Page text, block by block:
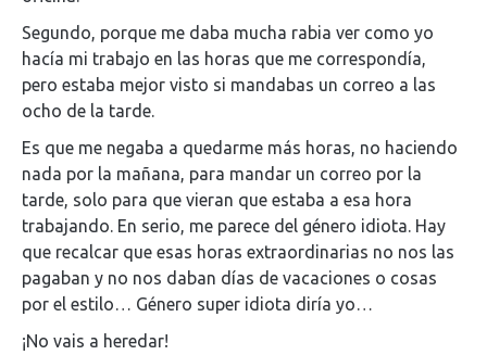
Segundo, porque me daba mucha rabia ver como yo
hacía mi trabajo en las horas que me correspondía,
pero estaba mejor visto si mandabas un correo a las
ocho de la tarde.
Es que me negaba a quedarme más horas, no haciendo
nada por la mañana, para mandar un correo por la
tarde, solo para que vieran que estaba a esa hora
trabajando. En serio, me parece del género idiota. Hay
que recalcar que esas horas extraordinarias no nos las
pagaban y no nos daban días de vacaciones o cosas
por el estilo… Género super idiota diría yo…
¡No vais a heredar!